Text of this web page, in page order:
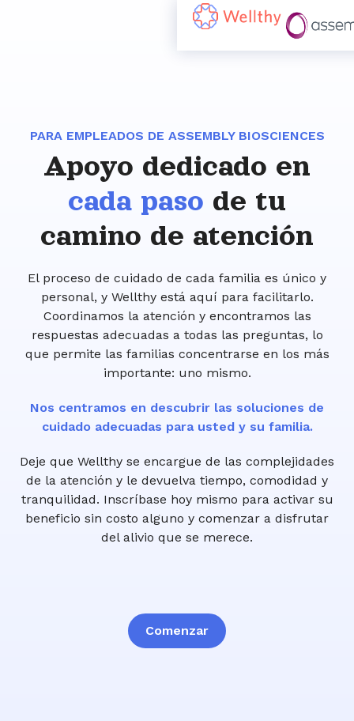
PARA EMPLEADOS DE ASSEMBLY BIOSCIENCES
Apoyo dedicado en
cada paso de tu
camino de atención
El proceso de cuidado de cada familia es único y
personal, y Wellthy está aquí para facilitarlo.
Coordinamos la atención y encontramos las
respuestas adecuadas a todas las preguntas, lo
que permite las familias concentrarse en los más
importante: uno mismo.
Nos centramos en descubrir las soluciones de
cuidado adecuadas para usted y su familia.
Deje que Wellthy se encargue de las complejidades
de la atención y le devuelva tiempo, comodidad y
tranquilidad. Inscríbase hoy mismo para activar su
beneficio sin costo alguno y comenzar a disfrutar
del alivio que se merece.
Comenzar